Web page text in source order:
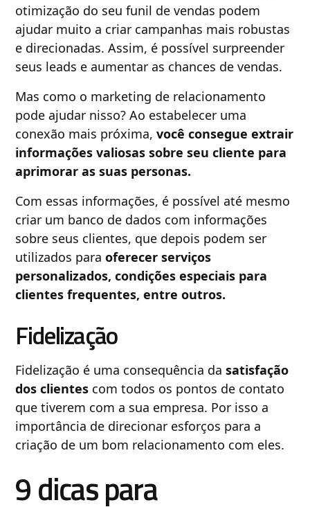
otimização do seu funil de vendas podem
ajudar muito a criar campanhas mais robustas
e direcionadas. Assim, é possível surpreender
seus leads e aumentar as chances de vendas.
Mas como o marketing de relacionamento
pode ajudar nisso? Ao estabelecer uma
conexão mais próxima,você consegue extrair
informações valiosas sobre seu cliente para
aprimorar as suas personas.
Com essas informações, é possível até mesmo
criar um banco de dados com informações
sobre seus clientes, que depois podem ser
utilizados paraoferecer serviços
personalizados, condições especiais para
clientes frequentes, entre outros.
Fidelização
Fidelização é uma consequência dasatisfação
dos clientes com todos os pontos de contato
que tiverem com a sua empresa. Por isso a
importância de direcionar esforços para a
criação de um bom relacionamento com eles.
9 dicas para